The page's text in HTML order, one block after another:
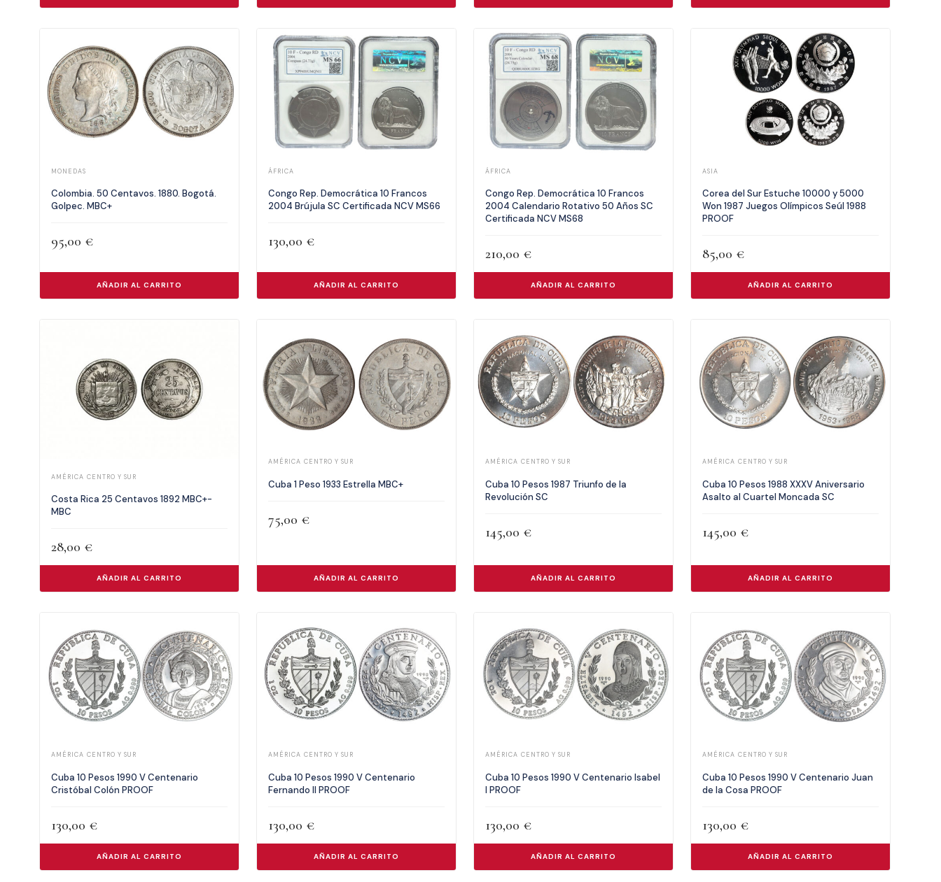
MONEDAS
Colombia. 50 Centavos. 1880. Bogotá.
Golpec. MBC+
95,00 €
AÑADIR AL CARRITO
ÁFRICA
Congo Rep. Democrática 10 Francos
2004 Brújula SC Certificada NCV MS66
130,00 €
AÑADIR AL CARRITO
ÁFRICA
Congo Rep. Democrática 10 Francos
2004 Calendario Rotativo 50 Años SC
Certificada NCV MS68
210,00 €
AÑADIR AL CARRITO
ASIA
Corea del Sur Estuche 10000 y 5000
Won 1987 Juegos Olímpicos Seúl 1988
PROOF
85,00 €
AÑADIR AL CARRITO
AMÉRICA CENTRO Y SUR
Costa Rica 25 Centavos 1892 MBC+-
MBC
28,00 €
AÑADIR AL CARRITO
AMÉRICA CENTRO Y SUR
Cuba 1 Peso 1933 Estrella MBC+
75,00 €
AÑADIR AL CARRITO
AMÉRICA CENTRO Y SUR
Cuba 10 Pesos 1987 Triunfo de la
Revolución SC
145,00 €
AÑADIR AL CARRITO
AMÉRICA CENTRO Y SUR
Cuba 10 Pesos 1988 XXXV Aniversario
Asalto al Cuartel Moncada SC
145,00 €
AÑADIR AL CARRITO
AMÉRICA CENTRO Y SUR
Cuba 10 Pesos 1990 V Centenario
Cristóbal Colón PROOF
130,00 €
AÑADIR AL CARRITO
AMÉRICA CENTRO Y SUR
Cuba 10 Pesos 1990 V Centenario
Fernando II PROOF
130,00 €
AÑADIR AL CARRITO
AMÉRICA CENTRO Y SUR
Cuba 10 Pesos 1990 V Centenario Isabel
I PROOF
130,00 €
AÑADIR AL CARRITO
AMÉRICA CENTRO Y SUR
Cuba 10 Pesos 1990 V Centenario Juan
de la Cosa PROOF
130,00 €
AÑADIR AL CARRITO